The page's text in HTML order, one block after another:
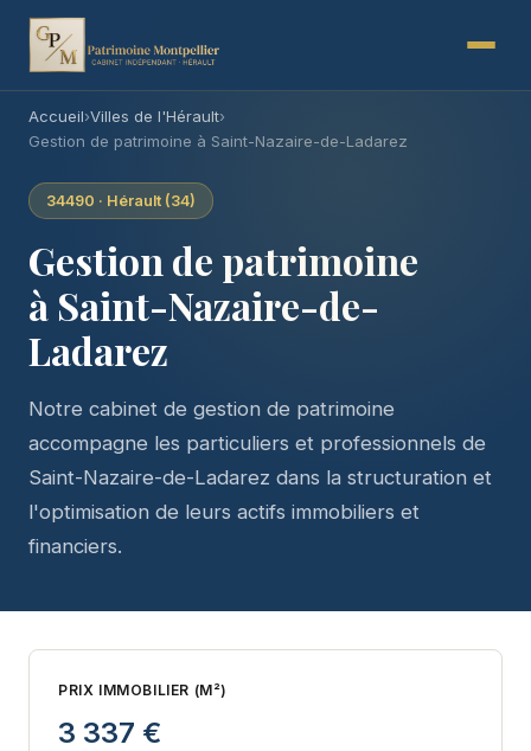
Accueil›Villes de l'Hérault›
Gestion de patrimoine à Saint-Nazaire-de-Ladarez
34490 · Hérault (34)
Gestion de patrimoine
à Saint-Nazaire-de-
Ladarez
Notre cabinet de gestion de patrimoine
accompagne les particuliers et professionnels de
Saint-Nazaire-de-Ladarez dans la structuration et
l'optimisation de leurs actifs immobiliers et
financiers.
PRIX IMMOBILIER (M²)
3 337 €